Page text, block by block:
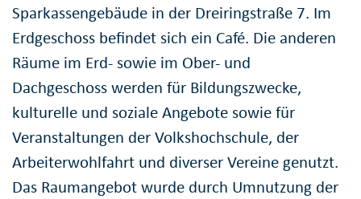
Sparkassengebäude in der Dreiringstraße 7. Im
Erdgeschoss befindet sich ein Café. Die anderen
Räume im Erd- sowie im Ober- und
Dachgeschoss werden für Bildungszwecke,
kulturelle und soziale Angebote sowie für
Veranstaltungen der Volkshochschule, der
Arbeiterwohlfahrt und diverser Vereine genutzt.
Das Raumangebot wurde durch Umnutzung der